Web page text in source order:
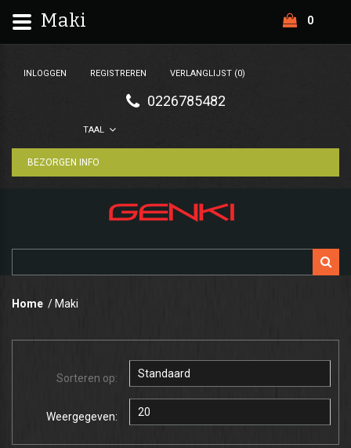
INLOGGEN REGISTREREN VERLANGLIJST (0)
0226785482
0
TAAL
BEZORGEN INFO
Home Maki
Sorteren op:
Weergegeven:
Maki